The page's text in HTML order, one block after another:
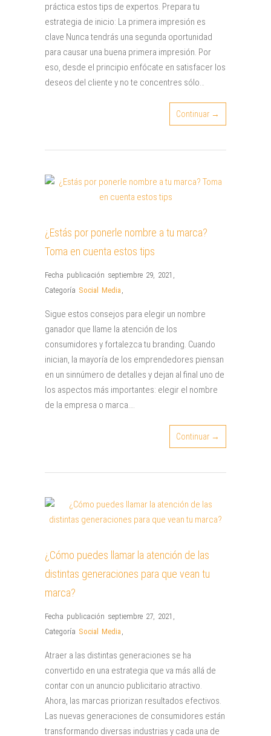
práctica estos tips de expertos. Prepara tu
estrategia de inicio: La primera impresión es
clave Nunca tendrás una segunda oportunidad
para causar una buena primera impresión. Por
eso, desde el principio enfócate en satisfacer los
deseos del cliente y no te concentres sólo…
Continuar →
¿Estás por ponerle nombre a tu marca?
Toma en cuenta estos tips
Fecha publicación septiembre 29, 2021
Categoría Social Media
Sigue estos consejos para elegir un nombre
ganador que llame la atención de los
consumidores y fortalezca tu branding. Cuando
inician, la mayoría de los emprendedores piensan
en un sinnúmero de detalles y dejan al final uno de
los aspectos más importantes: elegir el nombre
de la empresa o marca….
Continuar →
¿Cómo puedes llamar la atención de las
distintas generaciones para que vean tu
marca?
Fecha publicación septiembre 27, 2021
Categoría Social Media
Atraer a las distintas generaciones se ha
convertido en una estrategia que va más allá de
contar con un anuncio publicitario atractivo.
Ahora, las marcas priorizan resultados efectivos.
Las nuevas generaciones de consumidores están
transformando diversas industrias y cada una de